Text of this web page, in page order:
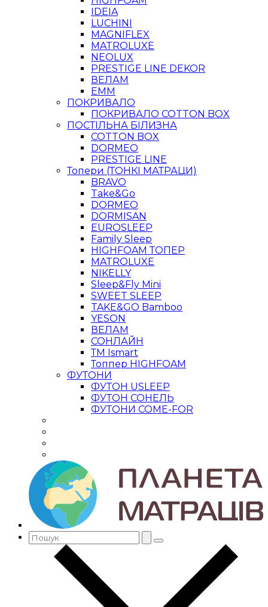
IDEIA
LUCHINI
MAGNIFLEX
MATROLUXE
NEOLUX
PRESTIGE LINE DEKOR
ВЕЛАМ
ЕММ
ПОКРИВАЛО
ПОКРИВАЛО COTTON BOX
ПОСТІЛЬНА БІЛИЗНА
COTTON BOX
DORMEO
PRESTIGE LINE
Топери (ТОНКІ МАТРАЦИ)
BRAVO
Take&Go
DORMEO
DORMISAN
EUROSLEEP
Family Sleep
HIGHFOAM ТОПЕР
MATROLUXE
NIKELLY
Sleep&Fly Mini
SWEET SLEEP
TAKE&GO Bamboo
YESON
ВЕЛАМ
СОНЛАЙН
ТМ Ismart
Топпер HIGHFOAM
ФУТОНИ
ФУТОН USLEEP
ФУТОН СОНЕЛЬ
ФУТОНИ COME-FOR